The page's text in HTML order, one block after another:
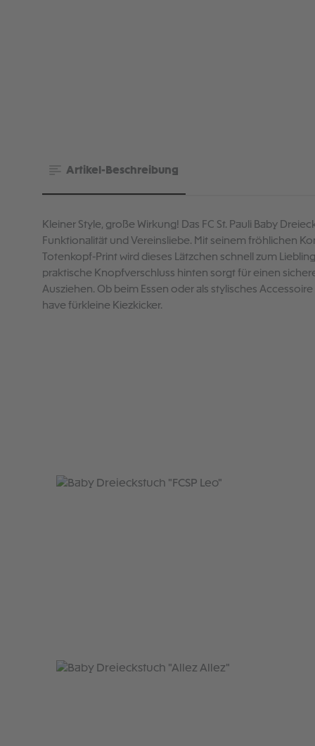
Artikel-Beschreibung
Kleiner Style, große Wirkung! Das FC St. Pauli Baby
Funktionalität und Vereinsliebe. Mit seinem fröhlichen
Totenkopf-Print wird dieses Lätzchen schnell zum
praktische Knopfverschluss hinten sorgt für einen
Ausziehen. Ob beim Essen oder als stylisches
have fürkleine Kiezkicker.
Produktgalerie überspringen